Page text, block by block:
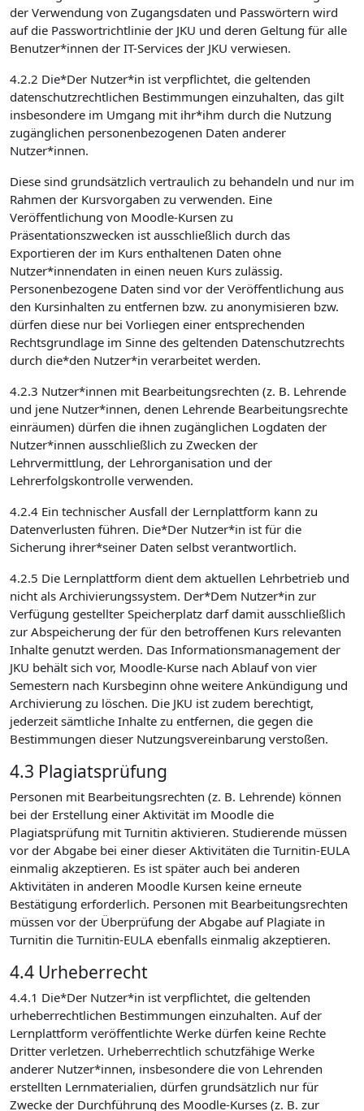
der Verwendung von Zugangsdaten und Passwörtern wird
auf die Passwortrichtlinie der JKU und deren Geltung für alle
Benutzer*innen der IT-Services der JKU verwiesen.
4.2.2 Die*Der Nutzer*in ist verpflichtet, die geltenden
datenschutzrechtlichen Bestimmungen einzuhalten, das gilt
insbesondere im Umgang mit ihr*ihm durch die Nutzung
zugänglichen personenbezogenen Daten anderer
Nutzer*innen.
Diese sind grundsätzlich vertraulich zu behandeln und nur im
Rahmen der Kursvorgaben zu verwenden. Eine
Veröffentlichung von Moodle-Kursen zu
Präsentationszwecken ist ausschließlich durch das
Exportieren der im Kurs enthaltenen Daten ohne
Nutzer*innendaten in einen neuen Kurs zulässig.
Personenbezogene Daten sind vor der Veröffentlichung aus
den Kursinhalten zu entfernen bzw. zu anonymisieren bzw.
dürfen diese nur bei Vorliegen einer entsprechenden
Rechtsgrundlage im Sinne des geltenden Datenschutzrechts
durch die*den Nutzer*in verarbeitet werden.
4.2.3 Nutzer*innen mit Bearbeitungsrechten (z. B. Lehrende
und jene Nutzer*innen, denen Lehrende Bearbeitungsrechte
einräumen) dürfen die ihnen zugänglichen Logdaten der
Nutzer*innen ausschließlich zu Zwecken der
Lehrvermittlung, der Lehrorganisation und der
Lehrerfolgskontrolle verwenden.
4.2.4 Ein technischer Ausfall der Lernplattform kann zu
Datenverlusten führen. Die*Der Nutzer*in ist für die
Sicherung ihrer*seiner Daten selbst verantwortlich.
4.2.5 Die Lernplattform dient dem aktuellen Lehrbetrieb und
nicht als Archivierungssystem. Der*Dem Nutzer*in zur
Verfügung gestellter Speicherplatz darf damit ausschließlich
zur Abspeicherung der für den betroffenen Kurs relevanten
Inhalte genutzt werden. Das Informationsmanagement der
JKU behält sich vor, Moodle-Kurse nach Ablauf von vier
Semestern nach Kursbeginn ohne weitere Ankündigung und
Archivierung zu löschen. Die JKU ist zudem berechtigt,
jederzeit sämtliche Inhalte zu entfernen, die gegen die
Bestimmungen dieser Nutzungsvereinbarung verstoßen.
4.3 Plagiatsprüfung
Personen mit Bearbeitungsrechten (z. B. Lehrende) können
bei der Erstellung einer Aktivität im Moodle die
Plagiatsprüfung mit Turnitin aktivieren. Studierende müssen
vor der Abgabe bei einer dieser Aktivitäten die Turnitin-EULA
einmalig akzeptieren. Es ist später auch bei anderen
Aktivitäten in anderen Moodle Kursen keine erneute
Bestätigung erforderlich. Personen mit Bearbeitungsrechten
müssen vor der Überprüfung der Abgabe auf Plagiate in
Turnitin die Turnitin-EULA ebenfalls einmalig akzeptieren.
4.4 Urheberrecht
4.4.1 Die*Der Nutzer*in ist verpflichtet, die geltenden
urheberrechtlichen Bestimmungen einzuhalten. Auf der
Lernplattform veröffentlichte Werke dürfen keine Rechte
Dritter verletzen. Urheberrechtlich schutzfähige Werke
anderer Nutzer*innen, insbesondere die von Lehrenden
erstellten Lernmaterialien, dürfen grundsätzlich nur für
Zwecke der Durchführung des Moodle-Kurses (z. B. zur